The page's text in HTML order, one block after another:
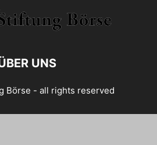
UNS
Börse - all rights reserved